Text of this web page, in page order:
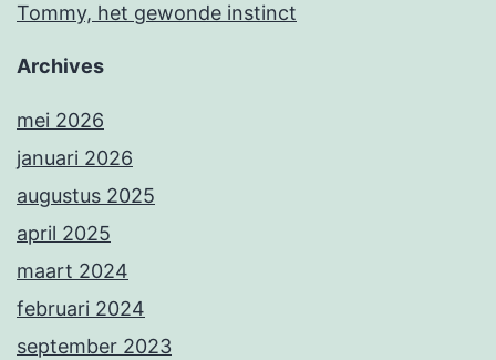
Tommy, het gewonde instinct
Archives
mei 2026
januari 2026
augustus 2025
april 2025
maart 2024
februari 2024
september 2023